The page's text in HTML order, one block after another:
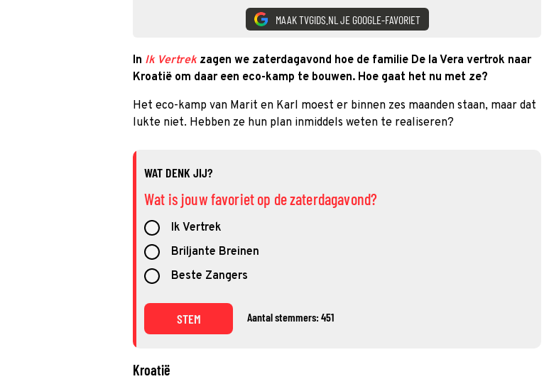
MAAK TVGIDS.NL JE GOOGLE-FAVORIET
In Ik Vertrek zagen we zaterdagavond hoe de familie De la Vera vertrok naar
Kroatië om daar een eco-kamp te bouwen. Hoe gaat het nu met ze?
Het eco-kamp van Marit en Karl moest er binnen zes maanden staan, maar dat
lukte niet. Hebben ze hun plan inmiddels weten te realiseren?
WAT DENK JIJ?
Wat is jouw favoriet op de zaterdagavond?
Ik Vertrek
Briljante Breinen
Beste Zangers
STEM Aantal stemmers: 451
Kroatië